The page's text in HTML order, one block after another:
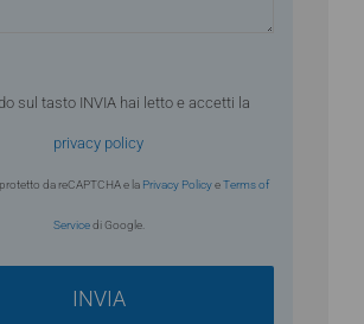
sul tasto INVIA hai letto e accetti la
privacy policy
da reCAPTCHA e la Privacy PolicyeTerms of
Servicedi Google.